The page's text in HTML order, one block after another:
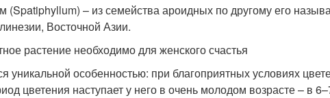
(Spatiphyllum) – из семейства ароидных по другому его
Восточной Азии.
растение необходимо для женского счастья
уникальной особенностью: при благоприятных условиях
цветения наступает у него в очень молодом возрасте – в